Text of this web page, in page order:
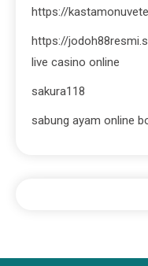
https://
https://
live casino online
sakura118
sabung ayam online